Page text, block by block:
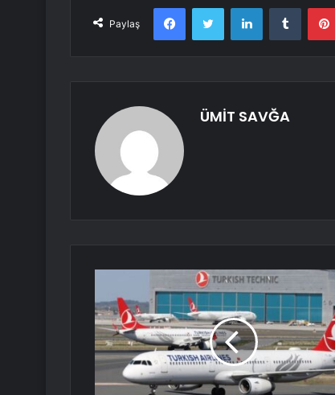
Paylaş
FacebookTwitter LinkedInTumblr
ÜMİT SAVĞA